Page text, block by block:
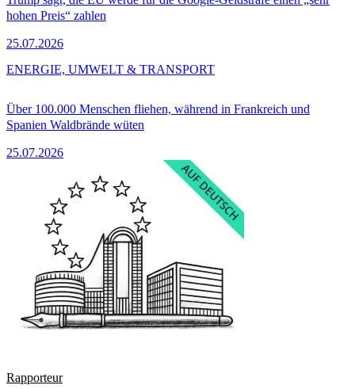
hohen Preis“ zahlen
25.07.2026
Über 100.000 Menschen fliehen, während in Frankreich und
Spanien Waldbrände wüten
25.07.2026
ENERGIE, UMWELT & TRANSPORT
Rapporteur